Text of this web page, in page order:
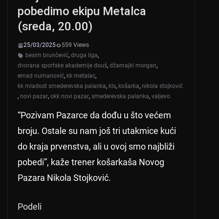
pobedimo ekipu Metalca
(sreda, 20.00)
25/03/2025
559 Views
besim brunčević, druga liga,
dvorana sportske akademije douš, džamajkl morgan,
emad numanović, kk metalac,
kk mladost smederevska palanka, kls, košarka, nikola stojković
, novi pazar, okk novi pazar, smederevska palanka, valjevo
“Pozivam Pazarce da dođu u što većem
broju. Ostale su nam još tri utakmice kući
do kraja prvenstva, ali u ovoj smo najbliži
pobedi”, kaže trener košarkaša Novog
Pazara Nikola Stojković.
Podeli